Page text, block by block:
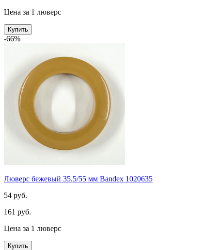
Цена за 1 люверс
Купить
-66%
Люверс бежевый 35.5/55 мм Bandex 1020635
54 руб.
161 руб.
Цена за 1 люверс
Купить